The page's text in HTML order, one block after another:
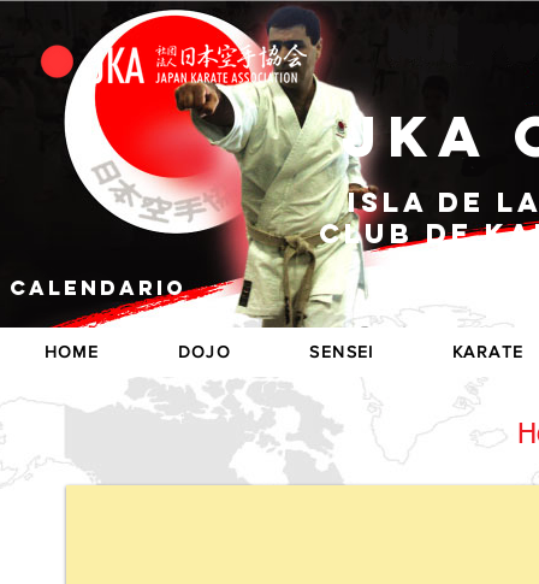
JKA
Isla de
CLUB DE
calendario
HOME DOJO SENSEI KARATE